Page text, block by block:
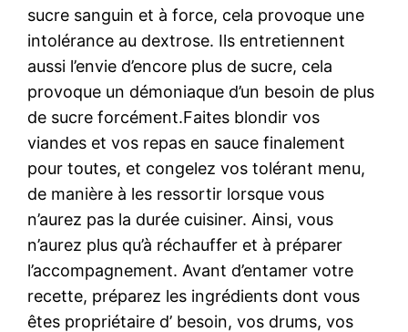
sucre sanguin et à force, cela provoque une
intolérance au dextrose. Ils entretiennent
aussi l’envie d’encore plus de sucre, cela
provoque un démoniaque d’un besoin de plus
de sucre forcément.Faites blondir vos
viandes et vos repas en sauce finalement
pour toutes, et congelez vos tolérant menu,
de manière à les ressortir lorsque vous
n’aurez pas la durée cuisiner. Ainsi, vous
n’aurez plus qu’à réchauffer et à préparer
l’accompagnement. Avant d’entamer votre
recette, préparez les ingrédients dont vous
êtes propriétaire d’ besoin, vos drums, vos